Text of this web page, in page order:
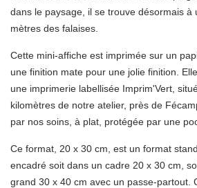
dans le paysage, il se trouve désormais à
mètres des falaises.
Cette mini-affiche est imprimée sur un
une finition mate pour une jolie finition.
une imprimerie labellisée Imprim'Vert,
kilomètres de notre atelier, près de
par nos soins, à plat, protégée par une
Ce format, 20 x 30 cm, est un format
encadré soit dans un cadre 20 x 30 cm,
grand 30 x 40 cm avec un passe-partout.